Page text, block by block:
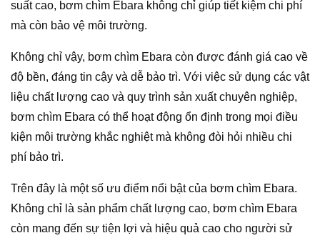
suất cao, bơm chìm Ebara không chỉ giúp tiết kiệm chi phí
mà còn bảo vệ môi trường.
Không chỉ vậy, bơm chìm Ebara còn được đánh giá cao về
độ bền, đáng tin cậy và dễ bảo trì. Với việc sử dụng các vật
liệu chất lượng cao và quy trình sản xuất chuyên nghiệp,
bơm chìm Ebara có thể hoạt động ổn định trong mọi điều
kiện môi trường khắc nghiệt mà không đòi hỏi nhiều chi
phí bảo trì.
Trên đây là một số ưu điểm nổi bật của bơm chìm Ebara.
Không chỉ là sản phẩm chất lượng cao, bơm chìm Ebara
còn mang đến sự tiện lợi và hiệu quả cao cho người sử